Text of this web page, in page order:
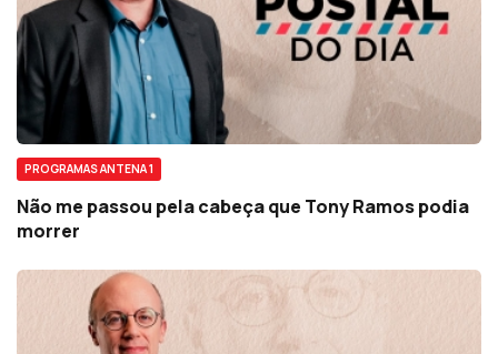
PROGRAMAS ANTENA 1
Não me passou pela cabeça que Tony Ramos podia
morrer